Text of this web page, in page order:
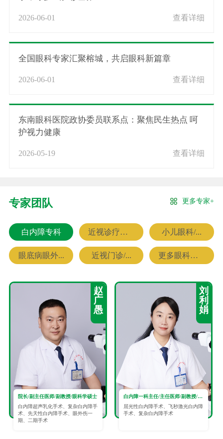
2026-06-01 查看详细
全国眼科专家汇聚榕城，共启眼科新篇章
2026-06-01 查看详细
东南眼科医院政协委员联系点：聚焦民生热点 呵
护视力健康
2026-05-19 查看详细
专家团队 更多专家+
白内障专科 近视诊疗专科 小儿眼科/...
眼底病眼外... 近视门诊/... 更多眼科专家
赵
广
愚
院长/副主任医师/副教授/眼科学硕士
白内障超声乳化手术、复杂白内障手
术、先天性白内障手术、眼外伤一
期、二期手术
刘
利
娟
白内障一科主任/主任医师/副教授/眼科学硕士
屈光性白内障手术、飞秒激光白内障
手术、复杂白内障手术